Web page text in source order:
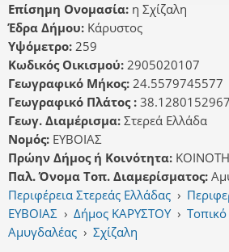
Επίσημη Ονομασία: η Σχίζαλη
Έδρα Δήμου: Κάρυστος
Υψόμετρο: 259
Κωδικός Οικισμού: 2905020107
Γεωγραφικό Μήκος: 24.5579745577
Γεωγραφικό Πλάτος : 38.1280152967
Γεωγ. Διαμέρισμα: Στερεά Ελλάδα
Νομός: ΕΥΒΟΙΑΣ
Πρώην Δήμος ή Κοινότητα:
Παλ. Όνομα Τοπ. Διαμερίσματος:
Περιφέρεια Στερεάς Ελλάδας ›
ΕΥΒΟΙΑΣ › Δήμος ΚΑΡΥΣΤΟΥ ›
Αμυγδαλέας › Σχίζαλη